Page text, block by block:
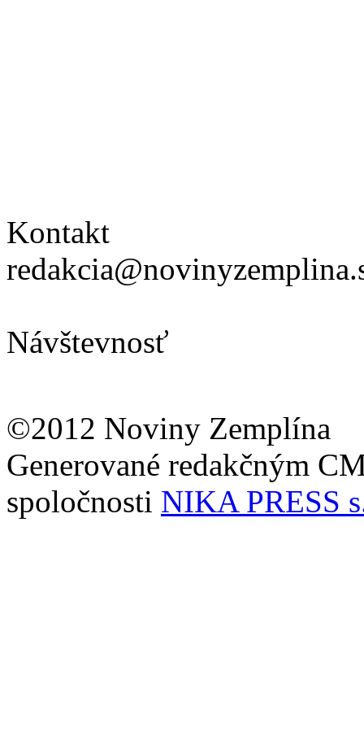
Kontakt
Návštevnosť
©2012 Noviny Zemplína
Generované redakčným
spoločnosti NIKA PRESS